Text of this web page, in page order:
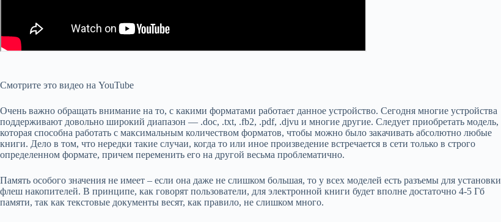
Смотрите это видео на YouTube
Очень важно обращать внимание на то, с какими форматами работает данное устройство. Сегодня многие устройства
поддерживают довольно широкий диапазон — .doc, .txt, .fb2, .pdf, .djvu и многие другие. Следует приобретать модель,
которая способна работать с максимальным количеством форматов, чтобы можно было закачивать абсолютно любые
книги. Дело в том, что нередки такие случаи, когда то или иное произведение встречается в сети только в строго
определенном формате, причем переменить его на другой весьма проблематично.
Память особого значения не имеет – если она даже не слишком большая, то у всех моделей есть разъемы для установки
флеш накопителей. В принципе, как говорят пользователи, для электронной книги будет вполне достаточно 4-5 Гб
памяти, так как текстовые документы весят, как правило, не слишком много.